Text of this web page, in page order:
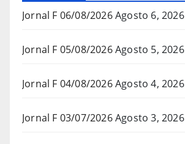
Jornal F 06/08/2026Agosto 6, 2026
Jornal F 05/08/2026Agosto 5, 2026
Jornal F 04/08/2026Agosto 4, 2026
Jornal F 03/07/2026Agosto 3, 2026